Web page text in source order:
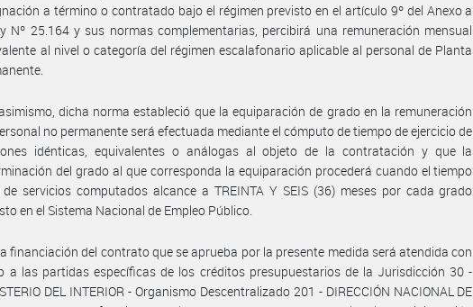
a término o contratado bajo el régimen previsto en el artículo 9º del Anexo a
Nº 25.164 y sus normas complementarias, percibirá una remuneración mensual
al nivel o categoría del régimen escalafonario aplicable al personal de Planta
dicha norma estableció que la equiparación de grado en la remuneración
no permanente será efectuada mediante el cómputo de tiempo de ejercicio de
idénticas, equivalentes o análogas al objeto de la contratación y que la
del grado al que corresponda la equiparación procederá cuando el tiempo
servicios computados alcance a TREINTA Y SEIS (36) meses por cada grado
en el Sistema Nacional de Empleo Público.
financiación del contrato que se aprueba por la presente medida será atendida con
a las partidas específicas de los créditos presupuestarios de la Jurisdicción 30 -
DEL INTERIOR - Organismo Descentralizado 201 - DIRECCIÓN NACIONAL DE